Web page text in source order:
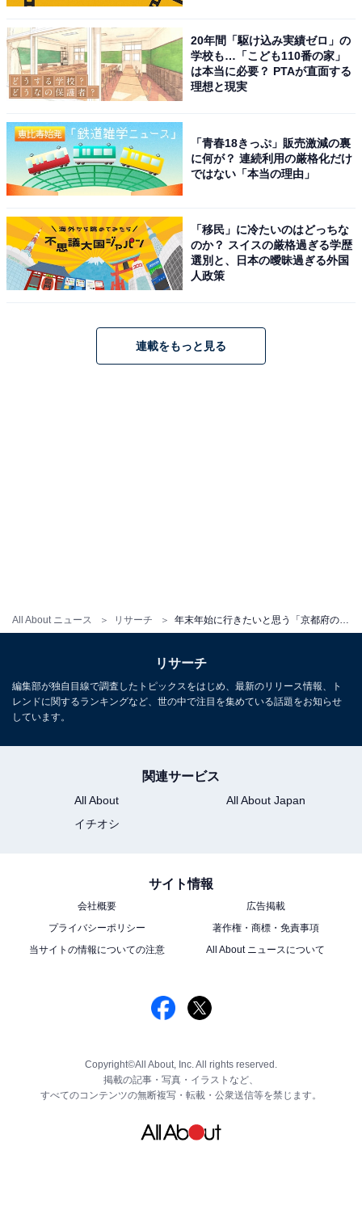
All About ニュース リサーチ
20年間「駆け込み実績ゼロ」の
学校も…「こども110番の家」
は本当に必要？ PTAが直面する
理想と現実
「青春18きっぷ」販売激減の裏
に何が？ 連続利用の厳格化だけ
ではない「本当の理由」
「移民」に冷たいのはどっちな
のか？ スイスの厳格過ぎる学歴
選別と、日本の曖昧過ぎる外国
人政策
連載をもっと見る
リサーチ
編集部が独自目線で調査したトピックスをはじめ、最新のリリース情報、ト
レンドに関するランキングなど、世の中で注目を集めている話題をお知らせ
しています。
関連サービス
All About
All About Japan
イチオシ
サイト情報
会社概要
広告掲載
プライバシーポリシー
著作権・商標・免責事項
当サイトの情報についての注意
All About ニュースについて
Copyright©All About, Inc. All rights reserved.
掲載の記事・写真・イラストなど、
すべてのコンテンツの無断複写・転載・公衆送信等を禁じます。